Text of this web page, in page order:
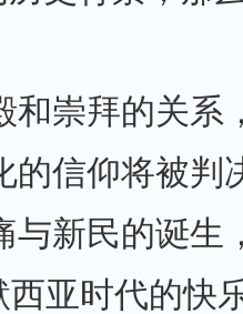
和崇拜的关系
的信仰将被判
与新民的诞生
西亚时代的快